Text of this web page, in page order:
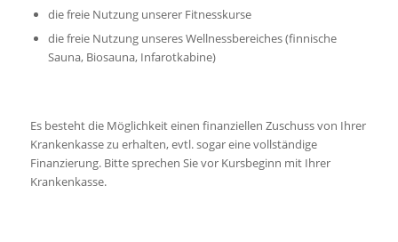
die freie Nutzung unserer Fitnesskurse
die freie Nutzung unseres Wellnessbereiches (finnische
Sauna, Biosauna, Infarotkabine)
Es besteht die Möglichkeit einen finanziellen Zuschuss von Ihrer
Krankenkasse zu erhalten, evtl. sogar eine vollständige
Finanzierung. Bitte sprechen Sie vor Kursbeginn mit Ihrer
Krankenkasse.